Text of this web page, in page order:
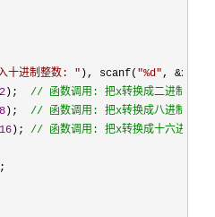
十进制整数: " ), scanf( "%d", &x) !=
2 ); // 函数调用: 把x转换成二进制输出
8 ); // 函数调用: 把x转换成八进制输出
16 ); // 函数调用: 把x转换成十六进制输